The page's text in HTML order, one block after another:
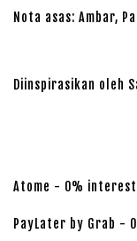
Nota asas: Ambar,
Diinspirasikan oleh
Atome - 0%
PayLater by Grab -